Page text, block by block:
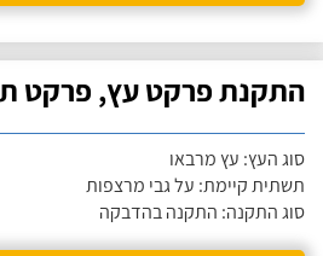
התקנת פרקט עץ, פרקט
סוג העץ: עץ מרבאו
תשתית קיימת: על גבי מרצפות
סוג התקנה: התקנה בהדבקה